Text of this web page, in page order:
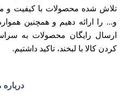
تلاش شده محصولات با کیفیت و
و... را ارائه دهیم و همچنین
ارسال رایگان محصولات به
کردن کالا با لبخند، تاکید داشتیم.
درباره